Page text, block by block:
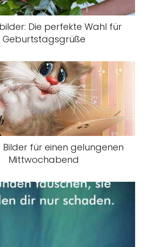
Die perfekte Wahl für
Geburtstagsgrüße
für einen gelungenen
Mittwochabend